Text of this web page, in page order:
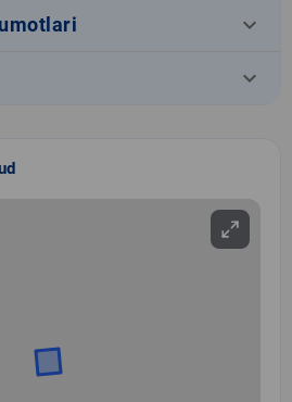
keyboard_arrow_down
keyboard_arrow_down